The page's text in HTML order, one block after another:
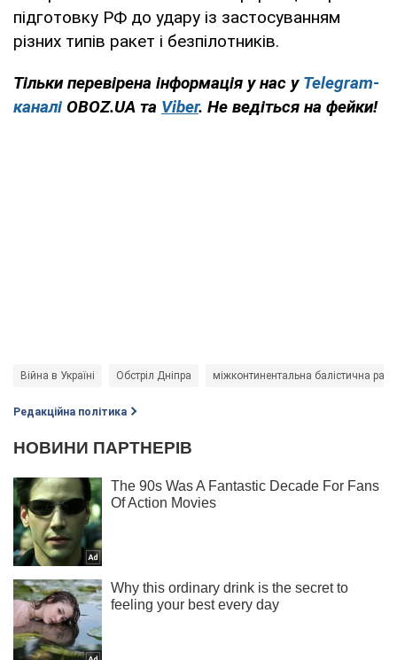
підготовку РФ до удару із застосуванням
різних типів ракет і безпілотників.
Тільки перевірена інформація у нас у Telegram-
каналі OBOZ.UA та Viber. Не ведіться на фейки!
Війна в Україні Обстріл Дніпра міжконтинентальна балістична
Редакційна політика